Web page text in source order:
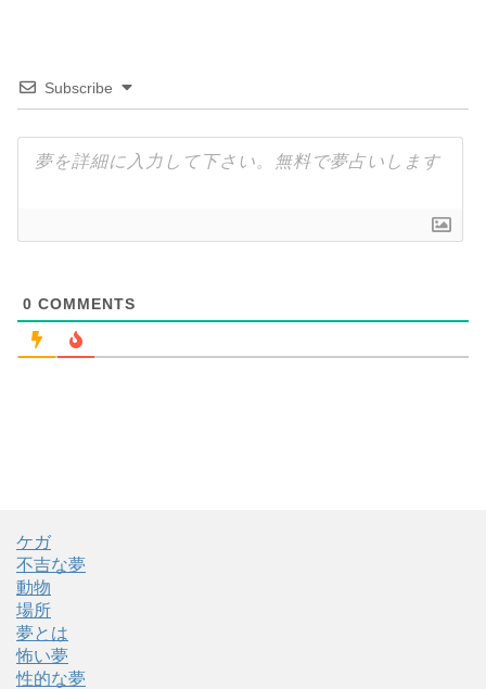
Subscribe
0 COMMENTS
ケガ
不吉な夢
動物
場所
夢とは
怖い夢
性的な夢